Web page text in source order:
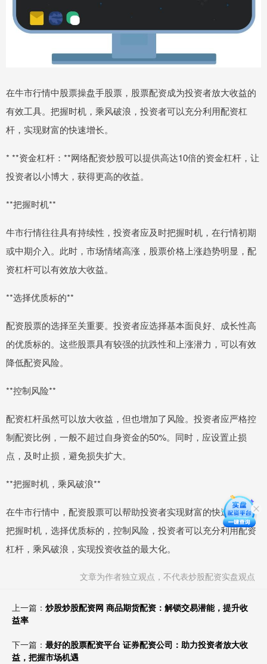
在牛市行情中股票操盘手股票，股票配资成为投资者放大收益的
有效工具。把握时机，乘风破浪，投资者可以充分利用配资杠
杆，实现财富的快速增长。
* **资金杠杆：**网络配资炒股可以提供高达10倍的资金杠杆，让
投资者以小博大，获得更高的收益。
**把握时机**
牛市行情往往具有持续性，投资者应及时把握时机，在行情初期
或中期介入。此时，市场情绪高涨，股票价格上涨趋势明显，配
资杠杆可以有效放大收益。
**选择优质标的**
配资股票的选择至关重要。投资者应选择基本面良好、成长性高
的优质标的。这些股票具有较强的抗跌性和上涨潜力，可以有效
降低配资风险。
**控制风险**
配资杠杆虽然可以放大收益，但也增加了风险。投资者应严格控
制配资比例，一般不超过自身资金的50%。同时，应设置止损
点，及时止损，避免损失扩大。
**把握时机，乘风破浪**
在牛市行情中，配资股票可以帮助投资者实现财富的快速增长。
把握时机，选择优质标的，控制风险，投资者可以充分利用配资
杠杆，乘风破浪，实现投资收益的最大化。
文章为作者独立观点，不代表炒股配资实盘观点
上一篇： 炒股炒股配资网 商品期货配资：解锁交易潜能，提升收
益率
下一篇： 最好的股票配资平台 证券配资公司：助力投资者放大收
益，把握市场机遇